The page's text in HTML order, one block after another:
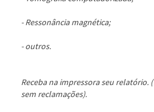
- Ressonância magnética;
- outros.
Receba na impressora seu relatório.
sem reclamações).